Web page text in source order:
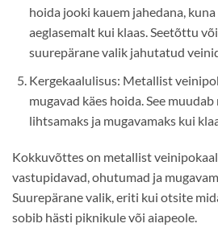
hoida jooki kauem jahedana,
aeglasemalt kui klaas. Seetõttu
suurepärane valik jahutatud
Kergekaalulisus: Metallist
mugavad käes hoida. See
lihtsamaks ja mugavamaks kui
Kokkuvõttes on metallist
vastupidavad, ohutumad ja
Suurepärane valik, eriti kui otsite
sobib hästi piknikule või aiapeole.